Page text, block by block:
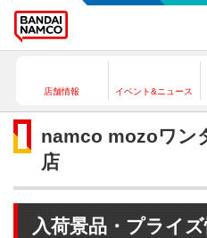
店舗情報 イベント&ニュース
namco mozoワン
店
入荷景品・プライ